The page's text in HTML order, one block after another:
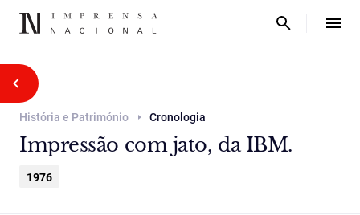
História e Património Cronologia
Impressão com jato, da IBM.
1976